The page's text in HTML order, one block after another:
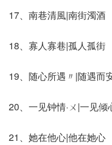
17、南巷清風|南街濁酒
18、寡人寡巷|孤人孤街
19、随心所遇〃|随遇而
20、一见钟情·ㄨ|一见倾
21、她在他心|他在她心